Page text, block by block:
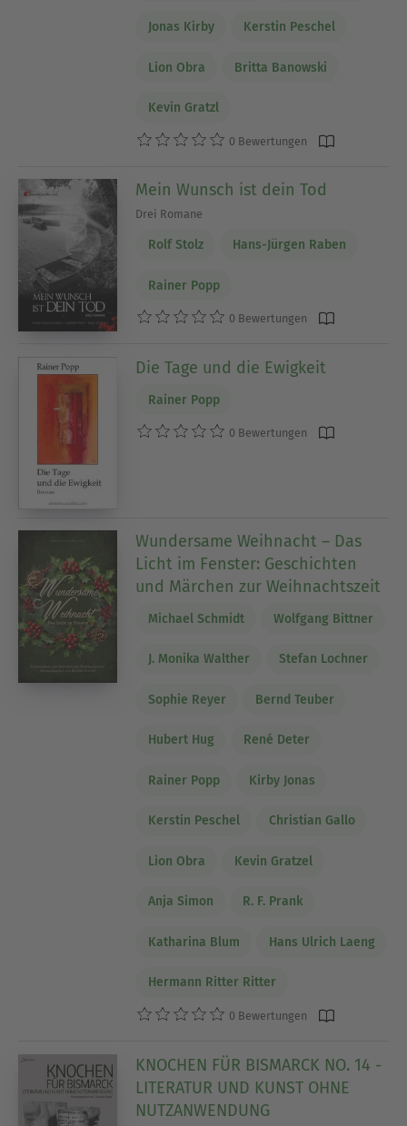
Jonas Kirby Kerstin Peschel
Lion Obra Britta Banowski
Kevin Gratzl
0 Bewertungen
Mein Wunsch ist dein Tod
Drei Romane
Rolf Stolz Hans-Jürgen Raben
Rainer Popp
0 Bewertungen
Die Tage und die Ewigkeit
Rainer Popp
0 Bewertungen
Wundersame Weihnacht – Das
Licht im Fenster: Geschichten
und Märchen zur Weihnachtszeit
Michael Schmidt Wolfgang Bittner
J. Monika Walther Stefan Lochner
Sophie Reyer Bernd Teuber
Hubert Hug René Deter
Rainer Popp Kirby Jonas
Kerstin Peschel Christian Gallo
Lion Obra Kevin Gratzel
Anja Simon R. F. Prank
Katharina Blum Hans Ulrich Laeng
Hermann Ritter Ritter
0 Bewertungen
KNOCHEN FÜR BISMARCK NO. 14 -
LITERATUR UND KUNST OHNE
NUTZANWENDUNG